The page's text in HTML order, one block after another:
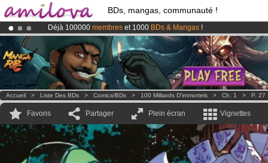
BDs, mangas, communauté !
Déjà 100000 membres et 1000 BDs & Mangas !
LeKickstarter Amilova est désormais lancé!.
Abonnement premium: à partir de
3.95 eurospar mois !Clique ici
Accueil > Liste Des BDs > Comics/BDs > 100 Milliards D'immortels > Ch. 1 > P. 27
Favoris Partager Plein écran Vignettes